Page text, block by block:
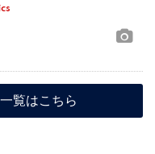
覧はこちら